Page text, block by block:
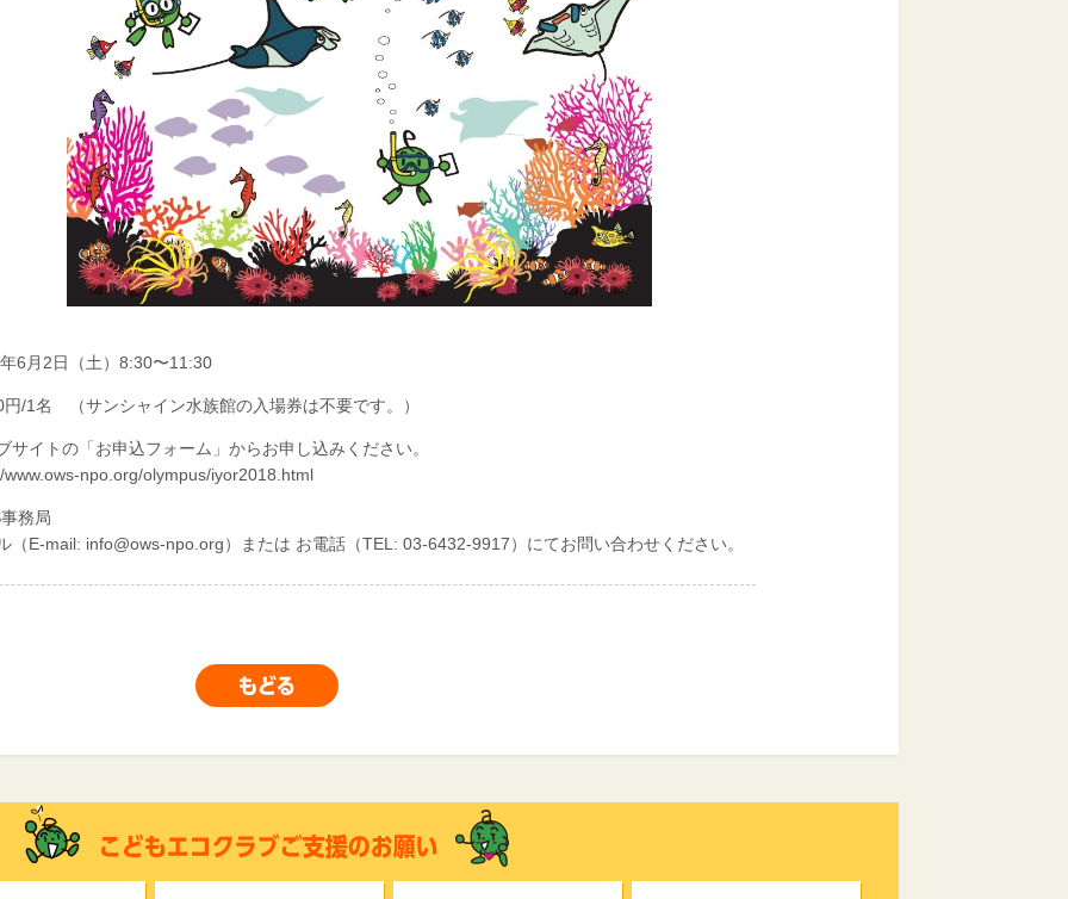
6月2日（土）8:30〜11:30
円/1名 （サンシャイン水族館の入場券は不要です。）
サイトの「お申込フォーム」からお申し込みください。
www.ows-npo.org/olympus/iyor2018.html
務局
（E-mail: info@ows-npo.org）または お電話（TEL: 03-6432-9917）にてお問い合わせください。